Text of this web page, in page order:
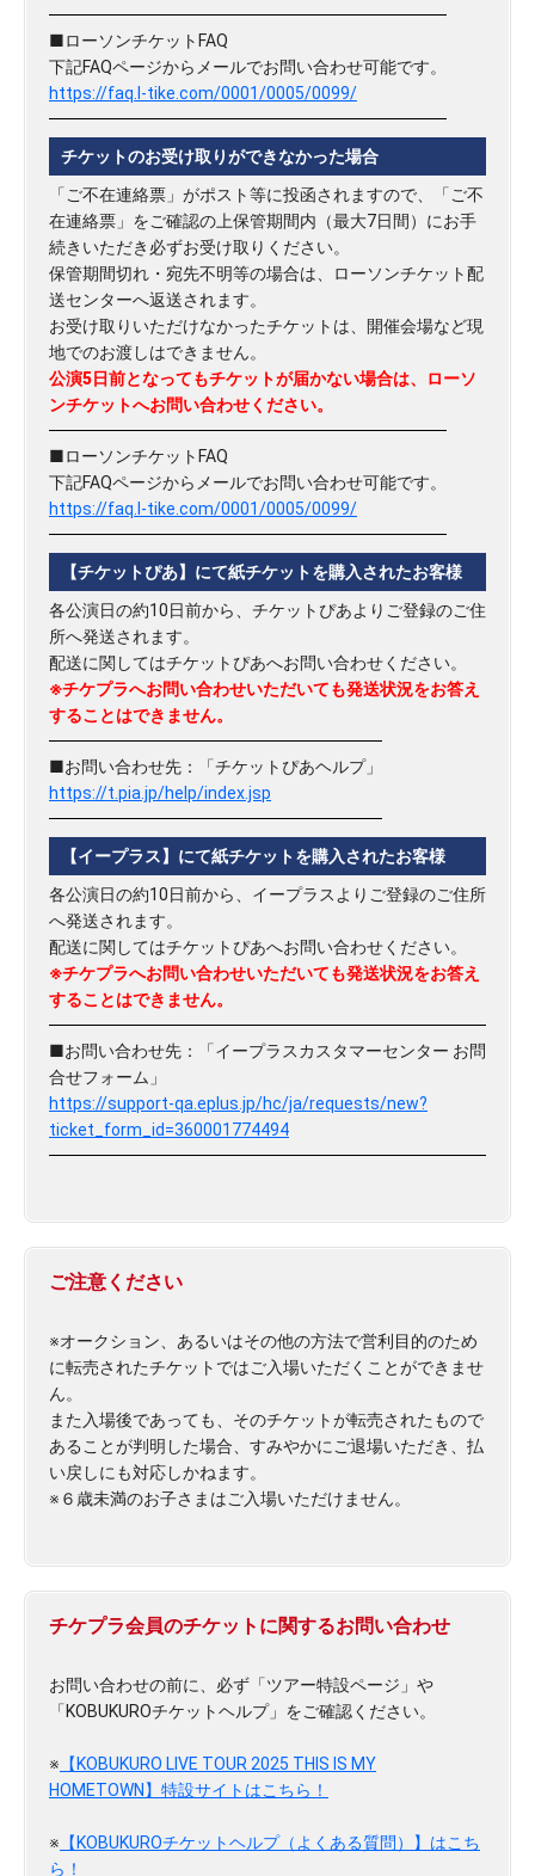
■ローソンチケットFAQ
下記FAQページからメールでお問い合わせ可能です。
https://faq.l-tike.com/0001/0005/0099/
チケットのお受け取りができなかった場合
「ご不在連絡票」がポスト等に投函されますので、「ご不
在連絡票」をご確認の上保管期間内（最大7日間）にお手
続きいただき必ずお受け取りください。
保管期間切れ・宛先不明等の場合は、ローソンチケット配
送センターへ返送されます。
お受け取りいただけなかったチケットは、開催会場など現
地でのお渡しはできません。
公演5日前となってもチケットが届かない場合は、ローソ
ンチケットへお問い合わせください。
■ローソンチケットFAQ
下記FAQページからメールでお問い合わせ可能です。
https://faq.l-tike.com/0001/0005/0099/
【チケットぴあ】にて紙チケットを購入されたお客様
各公演日の約10日前から、チケットぴあよりご登録のご住
所へ発送されます。
配送に関してはチケットぴあへお問い合わせください。
※チケプラへお問い合わせいただいても発送状況をお答え
することはできません。
■お問い合わせ先：「チケットぴあヘルプ」
https://t.pia.jp/help/index.jsp
【イープラス】にて紙チケットを購入されたお客様
各公演日の約10日前から、イープラスよりご登録のご住所
へ発送されます。
配送に関してはチケットぴあへお問い合わせください。
※チケプラへお問い合わせいただいても発送状況をお答え
することはできません。
■お問い合わせ先：「イープラスカスタマーセンター お問
合せフォーム」
https://support-qa.eplus.jp/hc/ja/requests/new?
ticket_form_id=360001774494
ご注意ください
※オークション、あるいはその他の方法で営利目的のため
に転売されたチケットではご入場いただくことができませ
ん。
また入場後であっても、そのチケットが転売されたもので
あることが判明した場合、すみやかにご退場いただき、払
い戻しにも対応しかねます。
※６歳未満のお子さまはご入場いただけません。
チケプラ会員のチケットに関するお問い合わせ
お問い合わせの前に、必ず「ツアー特設ページ」や
「KOBUKUROチケットヘルプ」をご確認ください。
※ 【KOBUKURO LIVE TOUR 2025 THIS IS MY
HOMETOWN】特設サイトはこちら！
※ 【KOBUKUROチケットヘルプ（よくある質問）】はこち
ら！